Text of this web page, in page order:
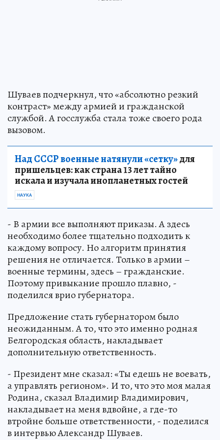
Шуваев подчеркнул, что «абсолютно резкий
контраст» между армией и гражданской
службой. А госслужба стала тоже своего рода
вызовом.
Над СССР военные натянули «сетку»для
пришельцев: как страна 13 лет тайно
искала и изучала инопланетных гостей
НАУКА
- В армии все выполняют приказы. А здесь
необходимо более тщательно подходить к
каждому вопросу. Но алгоритм принятия
решения не отличается. Только в армии –
военные термины, здесь – гражданские.
Поэтому привыкание прошло плавно, -
поделился врио губернатора.
Предложение стать губернатором было
неожиданным. А то, что это именно родная
Белгородская область, накладывает
дополнительную ответственность.
- Президент мне сказал: «Ты едешь не воевать,
а управлять регионом». И то, что это моя малая
Родина, сказал Владимир Владимирович,
накладывает на меня вдвойне, а где-то
втройне больше ответственности, - поделился
в интервью Александр Шуваев.